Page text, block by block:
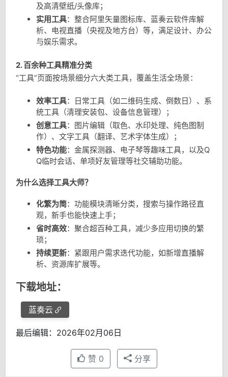
及高清壁纸/头像库；
实用工具：整合阿里矢量图标库、蓝奏云软件库解
析、电视直播（央视及地方台）等，满足设计、办公
与娱乐需求。
2. 百余种工具精准分类
“工具”页面按场景细分六大类工具，覆盖生活全场景：
效率工具：日常工具（如二维码生成、倒数日）、系
统工具（清理安装包、设备信息管理）；
创意工具：图片编辑（取色、水印处理、纯色图制
作）、文字工具（翻译、艺术字体生成）；
特色功能：金属探测器、电子琴等趣味工具，以及Q
Q临时会话、单项好友管理等社交辅助功能。
为什么选择工具大师？
化繁为简：功能模块清晰分类，搜索与操作路径直
观，新手也能快速上手；
省时高效：聚合超百种工具，减少多应用切换的繁
琐；
持续更新：紧跟用户需求迭代功能，如新增直播解
析、资源库扩展等。
下载地址：
蓝奏云
最后编辑：2026年02月06日
赞 0 分享